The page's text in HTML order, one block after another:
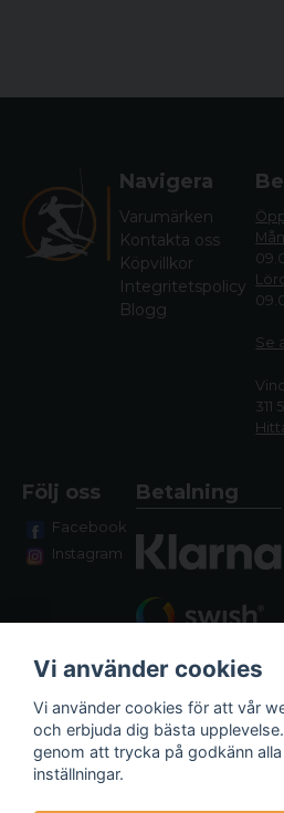
Navigera
Varumärken
Kontakta oss
Köpvillkor
Integritetspolicy
Blogg
Se
311
Följ oss
Facebook
Instagram
Betalning
Fraktalternativ
Vi använder cookies
Vi använder cookies för att vår
och erbjuda dig bästa
genom att trycka på godkänn
inställningar.